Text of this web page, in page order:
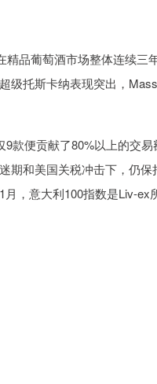
品葡萄酒市场整体连续
级托斯卡纳表现突出，
款便贡献了80%以上的交
期和美国关税冲击下，仍
，意大利100指数是Liv-ex